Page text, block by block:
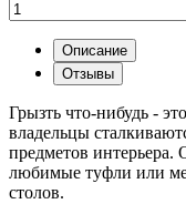
Описание
Отзывы
Грызть что-нибудь -
владельцы
предметов интерьера.
любимые туфли или
столов.